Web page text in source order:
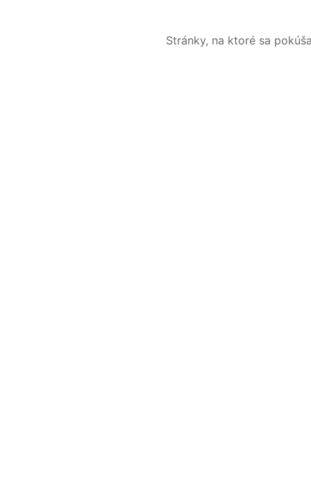
Stránky, na ktoré sa